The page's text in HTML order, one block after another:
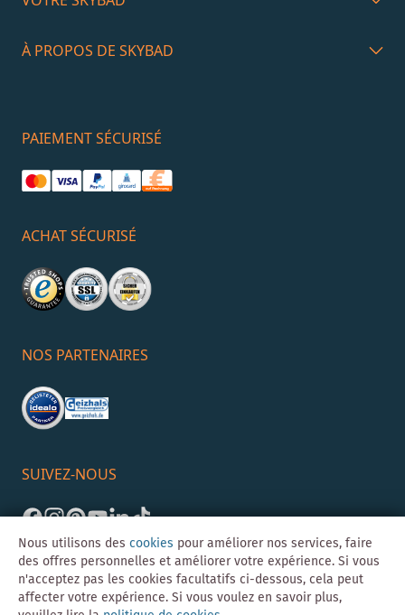
À PROPOS DE SKYBAD
PAIEMENT SÉCURISÉ
ACHAT SÉCURISÉ
NOS PARTENAIRES
SUIVEZ-NOUS
Nous utilisons des cookies pour améliorer nos services, faire
des offres personnelles et améliorer votre expérience. Si vous
n'acceptez pas les cookies facultatifs ci-dessous, cela peut
affecter votre expérience. Si vous voulez en savoir plus,